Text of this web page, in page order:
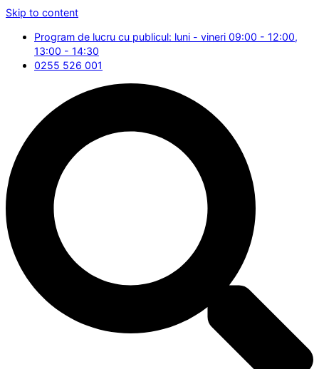
Skip to content
Program de lucru cu publicul: luni - vineri 09:00 - 12:00,
13:00 - 14:30
0255 526 001